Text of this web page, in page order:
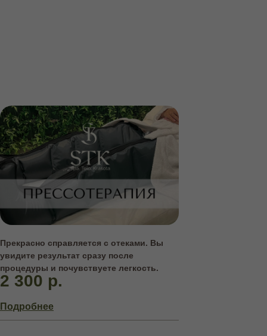
Прекрасно справляется с отеками. Вы
увидите результат сразу после
процедуры и почувствуете легкость.
2 300 р.
Подробнее